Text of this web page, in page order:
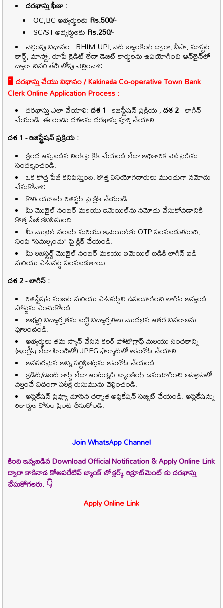
దరఖాస్తు ఫీజు :
OC,BC అభ్యర్థులకు Rs.500/-
SC/ST అభ్యర్థులకు Rs.250/-
చెల్లింపు విధానం : BHIM UPI, నెట్ బ్యాంకింగ్ ద్వారా, వీసా, మాస్టర్
కార్డ్, మాస్ట్రో, రూపే క్రెడిట్ లేదా డెబిట్ కార్డులను ఉపయోగించి ఆన్‌లైన్‌లో
ద్వారా చివరి తేదీ లోపు చెల్లించాలి.
🖥️ దరఖాస్తు చేయు విధానం / Kakinada Co-operative Town Bank
Clerk Online Application Process :
దరఖాస్తు ఎలా చేయాలి:దశ 1 - రిజిస్ట్రేషన్ ప్రక్రియ ,దశ 2- లాగిన్
చేయండి. ఈ రెండు దశలను దరఖాస్తు పూర్తి చేయాలి.
దశ 1 - రిజిస్ట్రేషన్ ప్రక్రియ :
క్రింద ఇవ్వబడిన లింక్‌పై క్లిక్ చేయండి లేదా అధికారిక వెబ్‌సైట్‌ను
సందర్శించండి.
ఒక కొత్త పేజీ కనిపిస్తుంది. కొత్త వినియోగదారులు ముందుగా నమోదు
చేసుకోవాలి.
కొత్త యూజర్ రిజిస్టర్ పై క్లిక్ చేయండి.
మీ మొబైల్ నంబర్ మరియు ఇమెయిల్‌ను నమోదు చేసుకోవడానికి
కొత్త పేజీ కనిపిస్తుంది.
మీ మొబైల్ నంబర్ మరియు ఇమెయిల్‌కు OTP పంపబడుతుంది,
నింపి “సమర్పించు” పై క్లిక్ చేయండి.
మీ రిజిస్టర్డ్ మొబైల్ నంబర్ మరియు ఇమెయిల్ ఐడికి లాగిన్ ఐడి
మరియు పాస్‌వర్డ్ పంపబడతాయి.
దశ 2 - లాగిన్ :
రిజిస్ట్రేషన్ నంబర్ మరియు పాస్‌వర్డ్‌ని ఉపయోగించి లాగిన్ అవ్వండి.
పోస్ట్‌ను ఎంచుకోండి.
అభ్యర్థి విద్యార్హతను బట్టి విద్యార్హతలు మొదలైన ఇతర వివరాలను
పూరించండి.
అభ్యర్థులు తమ స్కాన్ చేసిన కలర్ ఫోటోగ్రాఫ్ మరియు సంతకాన్ని
(ఇంగ్లీష్ లేదా హిందీలో) JPEG ఫార్మాట్‌లో అప్‌లోడ్ చేయాలి.
అవసరమైన అన్ని సర్టిఫికెట్లను అప్‌లోడ్ చేయండి
క్రెడిట్/డెబిట్ కార్డ్ లేదా ఇంటర్నెట్ బ్యాంకింగ్ ఉపయోగించి ఆన్‌లైన్‌లో
వర్తించే విధంగా పరీక్ష రుసుమును చెల్లించండి.
అప్లికేషన్ ప్రివ్యూ చూసిన తర్వాత అప్లికేషన్ సబ్మిట్ చేయండి. అప్లికేషన్ను
రికార్డుల కోసం ప్రింట్ తీసుకోండి.
Join WhatsApp Channel
కింది ఇవ్వబడిన Download Official Notification & Apply Online Link
ద్వారా కాకినాడ కోఆపరేటివ్ బ్యాంక్ లోక్లర్క్ రిక్రూట్‌మెంట్ కు దరఖాస్తు
చేసుకోగలరు. 👇
Apply Online Link